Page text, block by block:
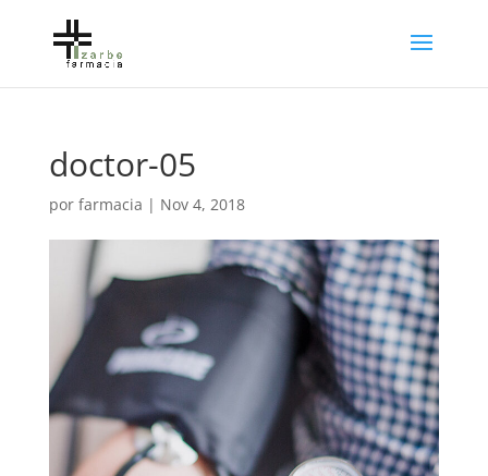
doctor-05
por farmacia | Nov 4, 2018